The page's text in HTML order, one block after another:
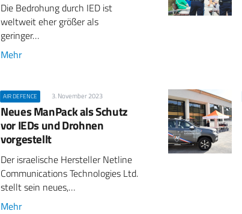
Die Bedrohung durch IED ist
weltweit eher größer als
geringer…
Mehr
AIR DEFENCE 3. November 2023
Neues ManPack als Schutz
vor IEDs und Drohnen
vorgestellt
Der israelische Hersteller Netline
Communications Technologies Ltd.
stellt sein neues,…
Mehr